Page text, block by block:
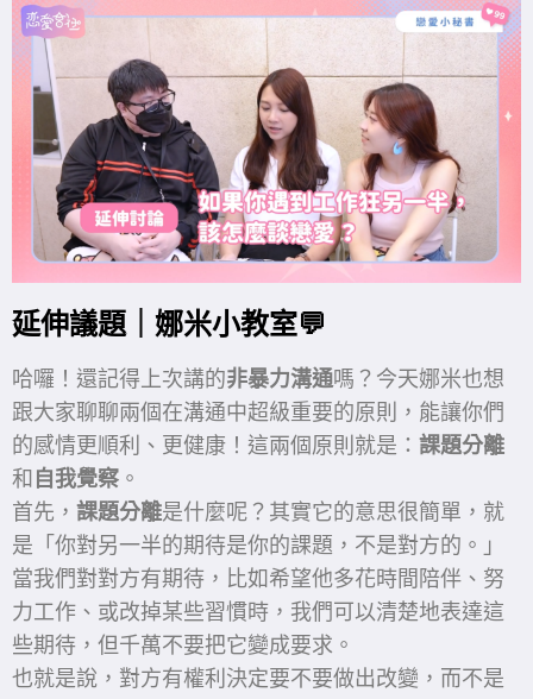
延伸議題｜娜米小教室💬
哈囉！還記得上次講的非暴力溝通嗎？今天娜米也想
跟大家聊聊兩個在溝通中超級重要的原則，能讓你們
的感情更順利、更健康！這兩個原則就是： 課題分離
和 自我覺察 。
首先， 課題分離是什麼呢？其實它的意思很簡單，就
是「你對另一半的期待是你的課題，不是對方的。」
當我們對對方有期待，比如希望他多花時間陪伴、努
力工作、或改掉某些習慣時，我們可以清楚地表達這
些期待，但千萬不要把它變成要求。
也就是說，對方有權利決定要不要做出改變，而不是